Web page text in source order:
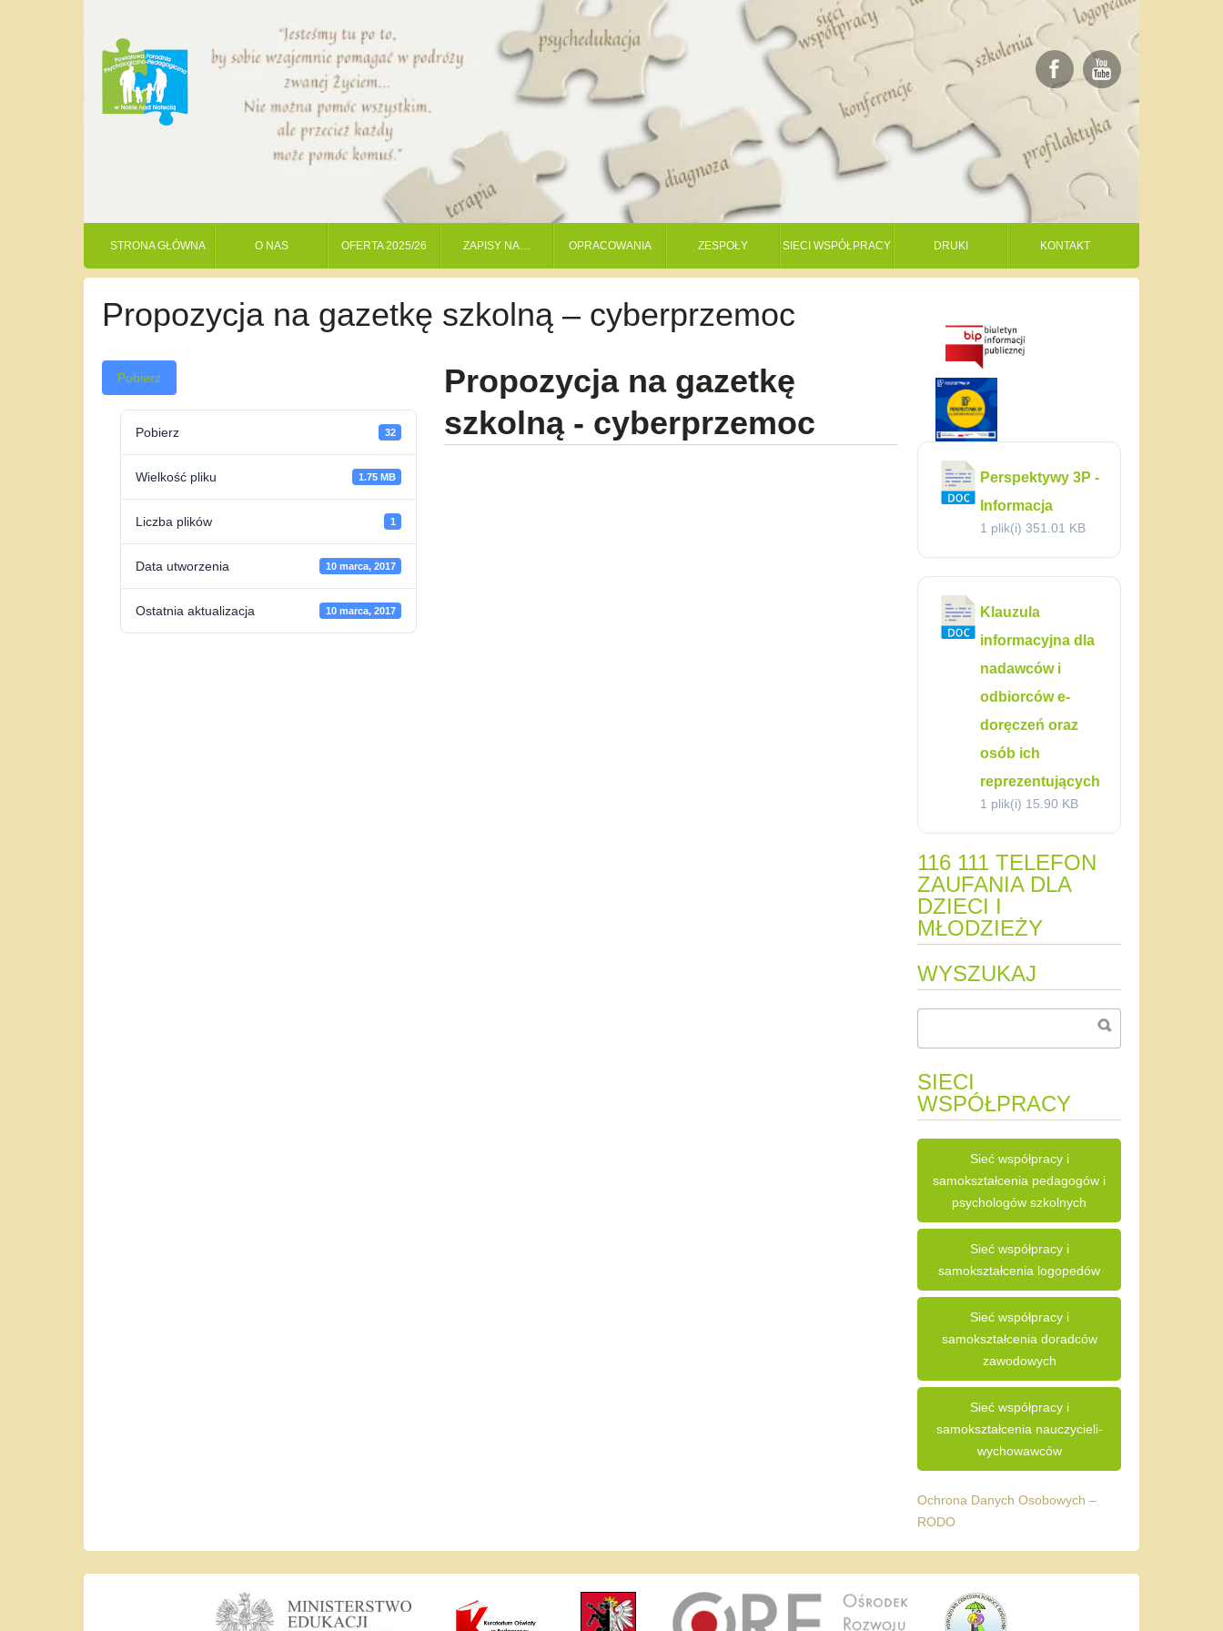
STRONA GŁÓWNA O NAS OFERTA 2025/26 ZAPISY NA… OPRACOWANIA ZESPOŁY SIECI WSPÓŁPRACY DRUKI KONTAKT
Propozycja na gazetkę szkolną – cyberprzemoc
Pobierz
Pobierz 32
Wielkość pliku 1.75 MB
Liczba plików 1
Data utworzenia 10 marca, 2017
Ostatnia aktualizacja 10 marca, 2017
Propozycja na gazetkę
szkolną - cyberprzemoc
Perspektywy 3P -
Informacja
1 plik(i) 351.01 KB
Klauzula
informacyjna dla
nadawców i
odbiorców e-
doręczeń oraz
osób ich
reprezentujących
1 plik(i) 15.90 KB
116 111 TELEFON
ZAUFANIA DLA
DZIECI I
MŁODZIEŻY
WYSZUKAJ
SIECI
WSPÓŁPRACY
Sieć współpracy i
samokształcenia pedagogów i
psychologów szkolnych
Sieć współpracy i
samokształcenia logopedów
Sieć współpracy i
samokształcenia doradców
zawodowych
Sieć współpracy i
samokształcenia nauczycieli-
wychowawców
Ochrona Danych Osobowych –
RODO